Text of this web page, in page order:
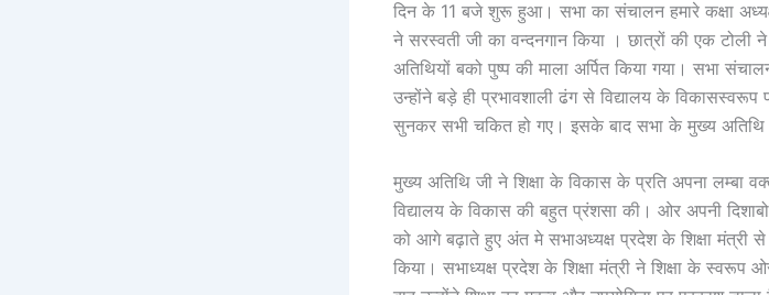
दिन के 11 बजे शुरू हुआ। सभा का संचालन हमारे कक्षा
ने सरस्वती जी का वन्दनगान किया । छात्रों की एक टोली
अतिथियों बको पुष्प की माला अर्पित किया गया। सभा
उन्होंने बड़े ही प्रभावशाली ढंग से विद्यालय के
सुनकर सभी चकित हो गए। इसके बाद सभा के मुख्य अतिथि
मुख्य अतिथि जी ने शिक्षा के विकास के प्रति अपना लम्बा
विद्यालय के विकास की बहुत प्रंशसा की। ओर अपनी
को आगे बढ़ाते हुए अंत मे सभाअध्यक्ष प्रदेश के शिक्षा मंत्री
किया। सभाध्यक्ष प्रदेश के शिक्षा मंत्री ने शिक्षा के